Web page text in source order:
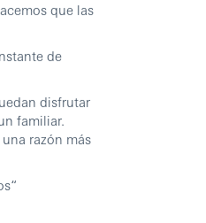
que las
de
disfrutar
familiar.
razón más